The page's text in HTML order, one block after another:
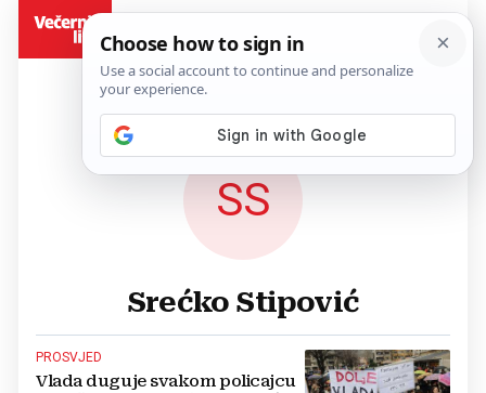
SS
Srećko Stipović
PROSVJED
Vlada duguje svakom policajcu